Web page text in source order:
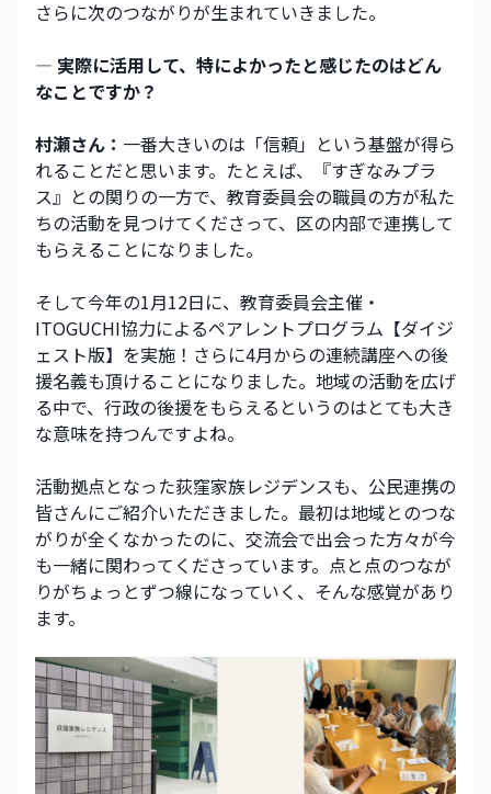
さらに次のつながりが生まれていきました。
― 実際に活用して、特によかったと感じたのはどん
なことですか？
村瀬さん： 一番大きいのは「信頼」という基盤が得ら
れることだと思います。たとえば、『すぎなみプラ
ス』との関りの一方で、教育委員会の職員の方が私た
ちの活動を見つけてくださって、区の内部で連携して
もらえることになりました。
そして今年の1月12日に、教育委員会主催・
ITOGUCHI協力によるペアレントプログラム【ダイジ
ェスト版】を実施！さらに4月からの連続講座への後
援名義も頂けることになりました。地域の活動を広げ
る中で、行政の後援をもらえるというのはとても大き
な意味を持つんですよね。
活動拠点となった荻窪家族レジデンスも、公民連携の
皆さんにご紹介いただきました。最初は地域とのつな
がりが全くなかったのに、交流会で出会った方々が今
も一緒に関わってくださっています。点と点のつなが
りがちょっとずつ線になっていく、そんな感覚があり
ます。